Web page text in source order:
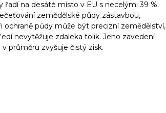
na desáté místo v EU s necelými 39 %.
zemědělské půdy zástavbou,
ochraně půdy může být precizní zemědělství,
nevytěžuje zdaleka tolik. Jeho zavedení
průměru zvyšuje čistý zisk.